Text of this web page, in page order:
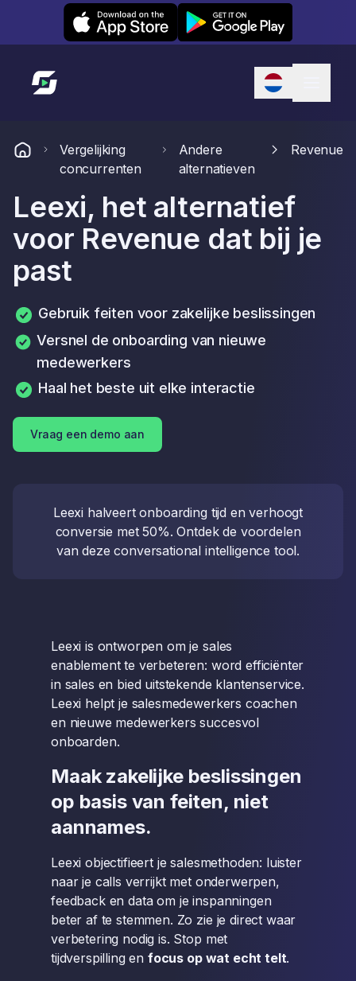
Leexi on iOS Leexi on Android
Link naar startpagina
Vergelijking
concurrenten
Andere
alternatieven
Revenue
Leexi, het alternatief
voor Revenue dat bij je
past
Gebruik feiten voor zakelijke beslissingen
Versnel de onboarding van nieuwe
medewerkers
Haal het beste uit elke interactie
Vraag een demo aan
Leexi halveert onboarding tijd en verhoogt
conversie met 50%. Ontdek de voordelen
van deze conversational intelligence tool.
Leexi is ontworpen om je sales
enablement te verbeteren: word efficiënter
in sales en bied uitstekende klantenservice.
Leexi helpt je salesmedewerkers coachen
en nieuwe medewerkers succesvol
onboarden.
Maak zakelijke beslissingen
op basis van feiten, niet
aannames.
Leexi objectifieert je salesmethoden: luister
naar je calls verrijkt met onderwerpen,
feedback en data om je inspanningen
beter af te stemmen. Zo zie je direct waar
verbetering nodig is. Stop met
tijdverspilling en focus op wat echt telt.